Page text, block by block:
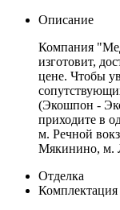
Описание
Компания
изготовит,
цене. Чтобы
(Экошпон -
приходите в
м. Речной
Мякинино, м.
Отделка
Комплектация